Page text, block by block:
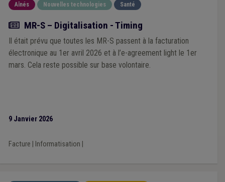
Aînés Nouvelles technologies Santé
Actualité
MR-S – Digitalisation - Timing
Il était prévu que toutes les MR-S passent à la facturation
électronique au 1er avril 2026 et à l’e-agreement light le 1er
mars. Cela reste possible sur base volontaire.
9 Janvier 2026
Facture Informatisation